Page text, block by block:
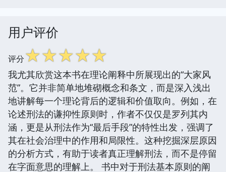
用户评价
评分☆☆☆☆☆
我尤其欣赏这本书在理论阐释中所展现出的“大家风
范”。它并非简单地堆砌概念和条文，而是深入浅出
地讲解每一个理论背后的逻辑和价值取向。例如，在
论述刑法的谦抑性原则时，作者不仅仅是罗列其内
涵，更是从刑法作为“最后手段”的特性出发，强调了
其在社会治理中的作用和局限性。这种挖掘深层原因
的分析方式，有助于读者真正理解刑法，而不是停留
在字面意思的理解上。 书中对于刑法基本原则的阐